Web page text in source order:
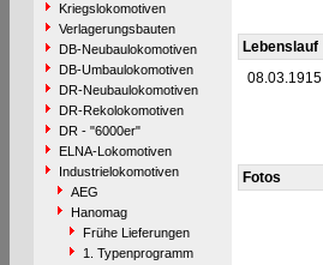
Kriegslokomotiven
Verlagerungsbauten
DB-Neubaulokomotiven
DB-Umbaulokomotiven
DR-Neubaulokomotiven
DR-Rekolokomotiven
DR - "6000er"
ELNA-Lokomotiven
Industrielokomotiven
AEG
Hanomag
Frühe Lieferungen
1. Typenprogramm
Lebenslauf
08.03.1915
Fotos